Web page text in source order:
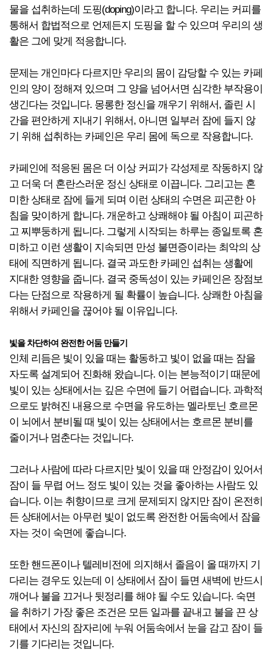
물을 섭취하는데 도핑(doping)이라고 합니다. 우리는 커피를
통해서 합법적으로 언제든지 도핑을 할 수 있으며 우리의 생
활은 그에 맞게 적응합니다.
문제는 개인마다 다르지만 우리의 몸이 감당할 수 있는 카페
인의 양이 정해져 있으며 그 양을 넘어서면 심각한 부작용이
생긴다는 것입니다. 몽롱한 정신을 깨우기 위해서, 졸린 시
간을 편안하게 지내기 위해서, 아니면 일부러 잠에 들지 않
기 위해 섭취하는 카페인은 우리 몸에 독으로 작용합니다.
카페인에 적응된 몸은 더 이상 커피가 각성제로 작동하지 않
고 더욱 더 혼란스러운 정신 상태로 이끕니다. 그리고는 혼
미한 상태로 잠에 들게 되며 이런 상태의 수면은 피곤한 아
침을 맞이하게 합니다. 개운하고 상쾌해야 될 아침이 피곤하
고 찌뿌둥하게 됩니다. 그렇게 시작되는 하루는 종일토록 혼
미하고 이런 생활이 지속되면 만성 불면증이라는 최악의 상
태에 직면하게 됩니다. 결국 과도한 카페인 섭취는 생활에
지대한 영향을 줍니다. 결국 중독성이 있는 카페인은 장점보
다는 단점으로 작용하게 될 확률이 높습니다. 상쾌한 아침을
위해서 카페인을 끊어야 될 이유입니다.
빛을 차단하여 완전한 어둠 만들기
인체 리듬은 빛이 있을 때는 활동하고 빛이 없을 때는 잠을
자도록 설계되어 진화해 왔습니다. 이는 본능적이기 때문에
빛이 있는 상태에서는 깊은 수면에 들기 어렵습니다. 과학적
으로도 밝혀진 내용으로 수면을 유도하는 멜라토닌 호르몬
이 뇌에서 분비될 때 빛이 있는 상태에서는 호르몬 분비를
줄이거나 멈춘다는 것입니다.
그러나 사람에 따라 다르지만 빛이 있을 때 안정감이 있어서
잠이 들 무렵 어느 정도 빛이 있는 것을 좋아하는 사람도 있
습니다. 이는 취향이므로 크게 문제되지 않지만 잠이 온전히
든 상태에서는 아무런 빛이 없도록 완전한 어둠속에서 잠을
자는 것이 숙면에 좋습니다.
또한 핸드폰이나 텔레비전에 의지해서 졸음이 올 때까지 기
다리는 경우도 있는데 이 상태에서 잠이 들면 새벽에 반드시
깨어나 불을 끄거나 뒷정리를 해야 될 수도 있습니다. 숙면
을 취하기 가장 좋은 조건은 모든 일과를 끝내고 불을 끈 상
태에서 자신의 잠자리에 누워 어둠속에서 눈을 감고 잠이 들
기를 기다리는 것입니다.